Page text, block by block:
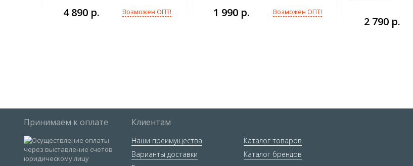
4 890 р. Возможен ОПТ! 1 990 р. Возможен ОПТ!
2 790 р.
Принимаем к оплате Клиентам
Наши преимущества
Варианты доставки
Каталог товаров
Каталог брендов